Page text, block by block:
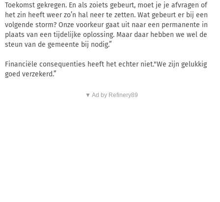
Toekomst gekregen. En als zoiets gebeurt, moet je je afvragen of
het zin heeft weer zo’n hal neer te zetten. Wat gebeurt er bij een
volgende storm? Onze voorkeur gaat uit naar een permanente in
plaats van een tijdelijke oplossing. Maar daar hebben we wel de
steun van de gemeente bij nodig.”
Financiële consequenties heeft het echter niet."We zijn gelukkig
goed verzekerd.”
▼ Ad by Refinery89